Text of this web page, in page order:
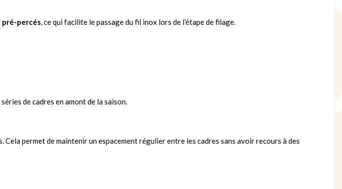
pré-percés, ce qui facilite le passage du fil inox lors de l’étape de filage.
de cadres en amont de la saison.
permet de maintenir un espacement régulier entre les cadres sans avoir recours à des